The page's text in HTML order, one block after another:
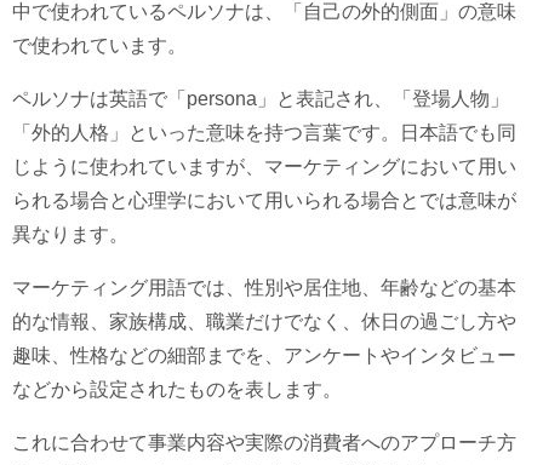
中で使われているペルソナは、「自己の外的側面」の意味
で使われています。
ペルソナは英語で「persona」と表記され、「登場人物」
「外的人格」といった意味を持つ言葉です。日本語でも同
じように使われていますが、マーケティングにおいて用い
られる場合と心理学において用いられる場合とでは意味が
異なります。
マーケティング用語では、性別や居住地、年齢などの基本
的な情報、家族構成、職業だけでなく、休日の過ごし方や
趣味、性格などの細部までを、アンケートやインタビュー
などから設定されたものを表します。
これに合わせて事業内容や実際の消費者へのアプローチ方